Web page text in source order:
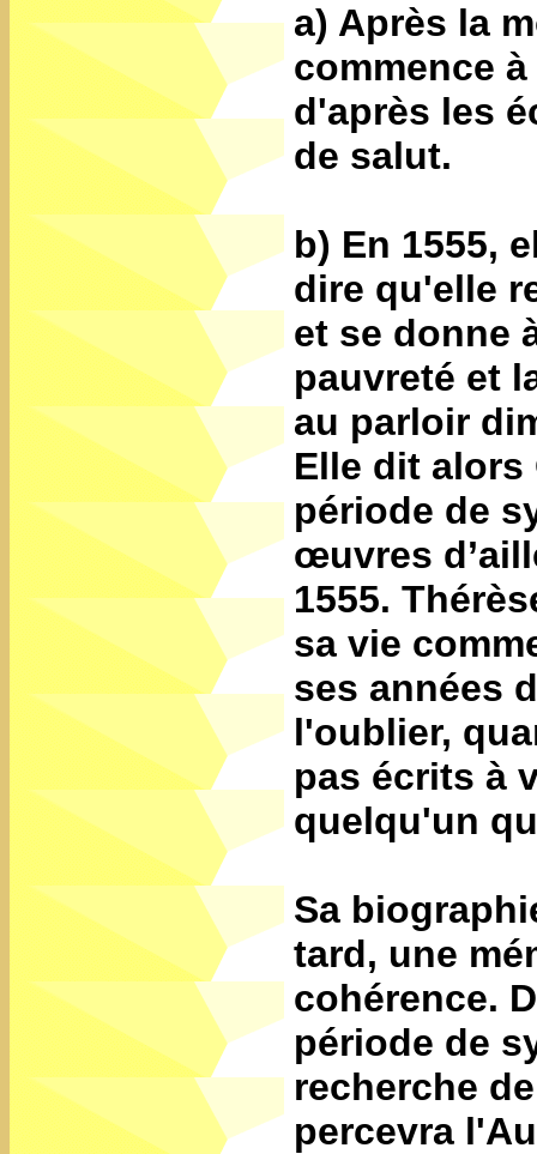
a) Après la
commence
d'après les
de salut.
b) En 1555,
dire qu'elle
et se donne
pauvreté et
au parloir
Elle dit alors
période de
œuvres
1555.
sa vie
ses années
l'oublier,
pas écrits à
quelqu'un
Sa
tard, une
cohérence.
période de
recherche
percevra